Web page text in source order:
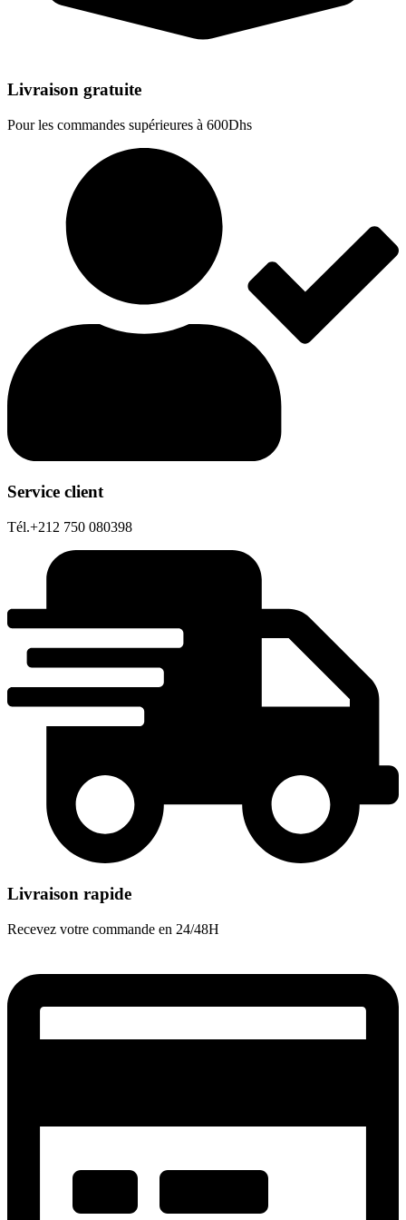
Livraison gratuite
Pour les commandes supérieures à 600Dhs
Service client
Tél.+212 750 080398
Livraison rapide
Recevez votre commande en 24/48H